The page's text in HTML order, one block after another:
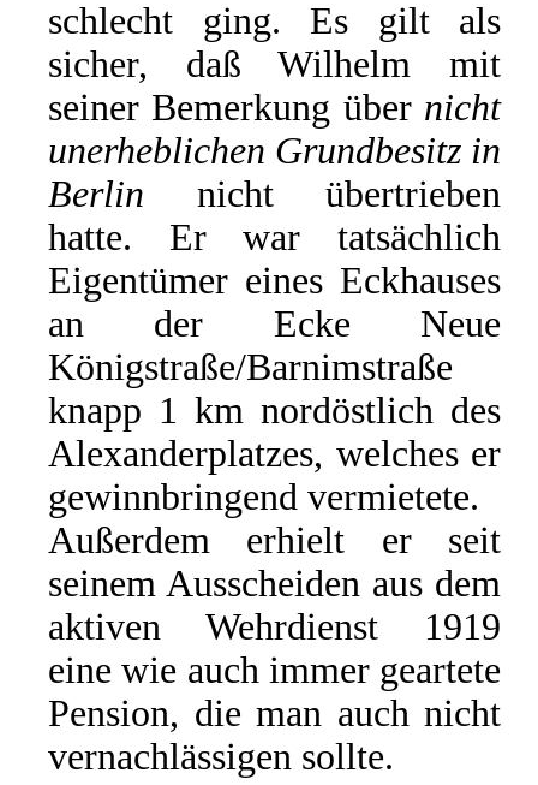
schlecht ging. Es gilt als
sicher, daß Wilhelm mit
seiner Bemerkung über nicht
unerheblichen Grundbesitz in
Berlin nicht übertrieben
hatte. Er war tatsächlich
Eigentümer eines Eckhauses
an der Ecke Neue
Königstraße/Barnimstraße
knapp 1 km nordöstlich des
Alexanderplatzes, welches er
gewinnbringend vermietete.
Außerdem erhielt er seit
seinem Ausscheiden aus dem
aktiven Wehrdienst 1919
eine wie auch immer geartete
Pension, die man auch nicht
vernachlässigen sollte.